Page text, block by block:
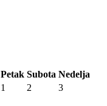
Petak Subota Nedelja
1 2 3